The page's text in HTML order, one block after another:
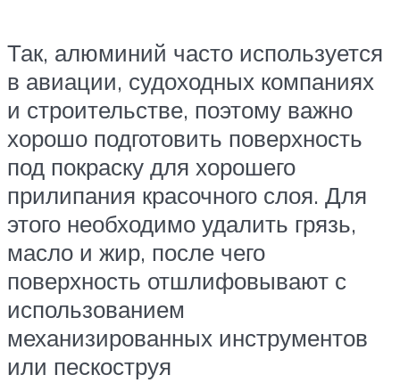
Так, алюминий часто используется
в авиации, судоходных компаниях
и строительстве, поэтому важно
хорошо подготовить поверхность
под покраску для хорошего
прилипания красочного слоя. Для
этого необходимо удалить грязь,
масло и жир, после чего
поверхность отшлифовывают с
использованием
механизированных инструментов
или пескоструя